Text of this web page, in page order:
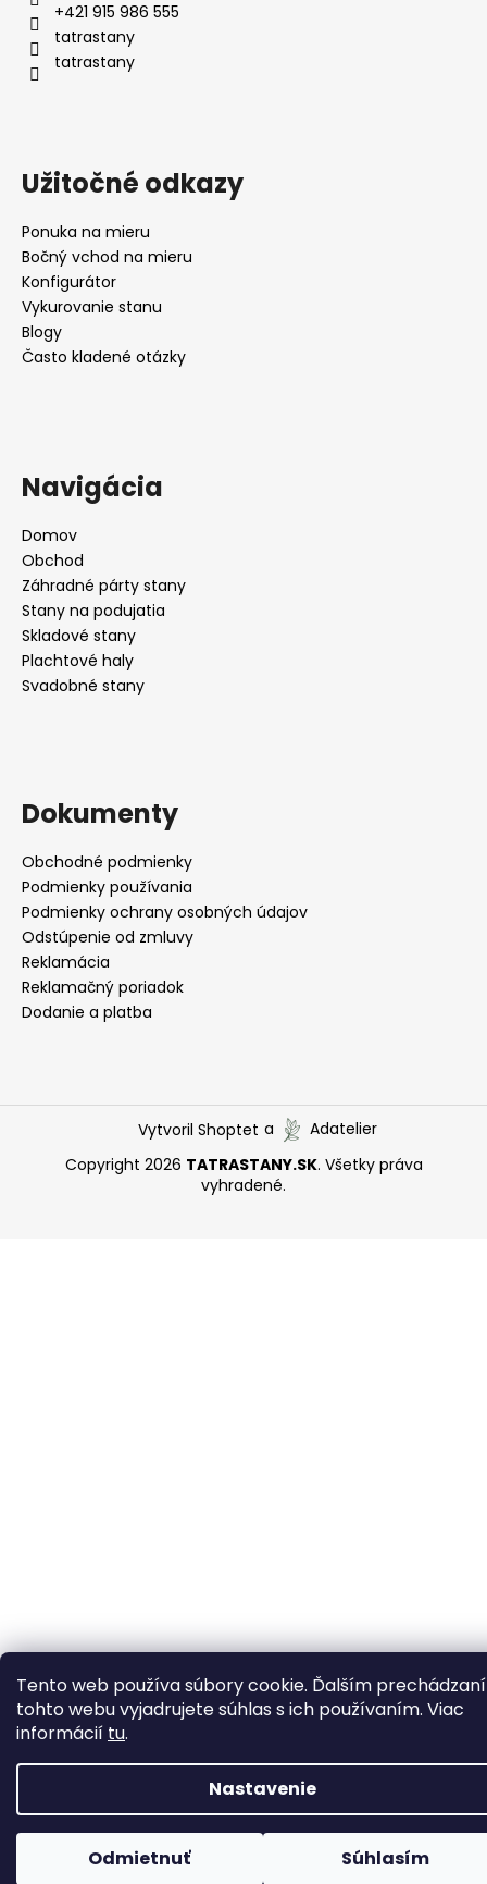
Tento web používa súbory cookie. Ďalším
tohto webu vyjadrujete súhlas s ich používaním. Viac
informácií tu.
Nastavenie
Odmietnuť Súhlasím
+421 915 986 555
tatrastany
tatrastany
Užitočné odkazy
Ponuka na mieru
Bočný vchod na mieru
Konfigurátor
Vykurovanie stanu
Blogy
Často kladené otázky
Navigácia
Domov
Obchod
Záhradné párty stany
Stany na podujatia
Skladové stany
Plachtové haly
Svadobné stany
Dokumenty
Obchodné podmienky
Podmienky používania
Podmienky ochrany osobných údajov
Odstúpenie od zmluvy
Reklamácia
Reklamačný poriadok
Dodanie a platba
Vytvoril Shoptet a
Adatelier
Copyright 2026 TATRASTANY.SK. Všetky práva
vyhradené.